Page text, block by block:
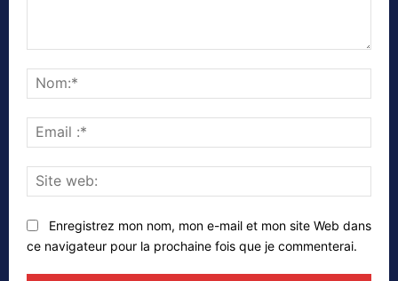
:*
web:
Enregistrez mon nom, mon e-mail et mon site Web dans
ce navigateur pour la prochaine fois que je commenterai.